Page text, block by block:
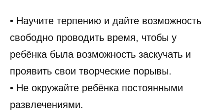
• Научите терпению и дайте возможность
свободно проводить время, чтобы у
ребёнка была возможность заскучать и
проявить свои творческие порывы.
• Не окружайте ребёнка постоянными
развлечениями.